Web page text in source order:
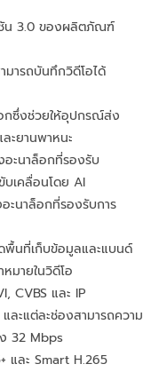
ชัน 3.0 ของผลิตภัณฑ์
มารถบันทึกวิดีโอได้
กซึ่งช่วยให้อุปกรณ์ส่ง
ยานพาหนะ
ะนาล็อกที่รองรับ
เคลื่อนโดย AI
ะนาล็อกที่รองรับการ
พื้นที่เก็บข้อมูลและแบนด์
มายในวิดีโอ
CVBS และ IP
ะแต่ละช่องสามารถความ
32 Mbps
และ Smart H.265